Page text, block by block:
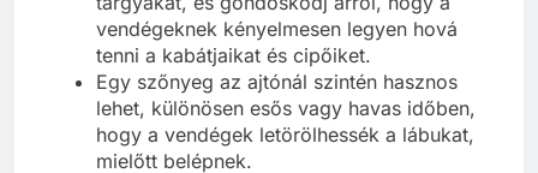
vendégeknek kényelmesen legyen hová
tenni a kabátjaikat és cipőiket.
Egy szőnyeg az ajtónál szintén hasznos
lehet, különösen esős vagy havas időben,
hogy a vendégek letörölhessék a lábukat,
mielőtt belépnek.